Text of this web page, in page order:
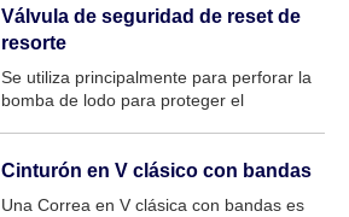
que el rodillo co...
Válvula de seguridad de reset de
resorte
Se utiliza principalmente para perforar la
bomba de lodo para proteger el
aleación de alta resistencia de alta calidad
Cinturón en V clásico con bandas
Una Correa en V clásica con bandas es